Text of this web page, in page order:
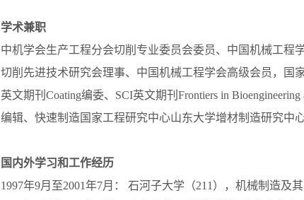
学术兼职
中机学会生产工程分会切削专业委员会委员、中国机械工程
切削先进技术研究会理事、中国机械工程学会高级会员，国
英文期刊Coating编委、SCI英文期刊Frontiers in Bioengineering
编辑、快速制造国家工程研究中心山东大学增材制造研究中
国内外学习和工作经历
1997年9月至2001年7月： 石河子大学（211），机械制造及